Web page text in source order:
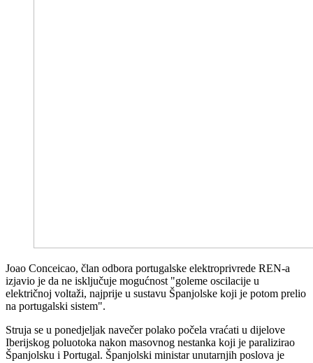
Joao Conceicao, član odbora portugalske elektroprivrede REN-a
izjavio je da ne isključuje mogućnost "goleme oscilacije u
električnoj voltaži, najprije u sustavu Španjolske koji je potom prelio
na portugalski sistem".
Struja se u ponedjeljak navečer polako počela vraćati u dijelove
Iberijskog poluotoka nakon masovnog nestanka koji je paralizirao
Španjolsku i Portugal. Španjolski ministar unutarnjih poslova je